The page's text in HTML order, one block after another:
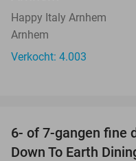
Happy Italy Arnhem
Arnhem
Verkocht: 4.003
6- of 7-gangen fine
Down To Earth